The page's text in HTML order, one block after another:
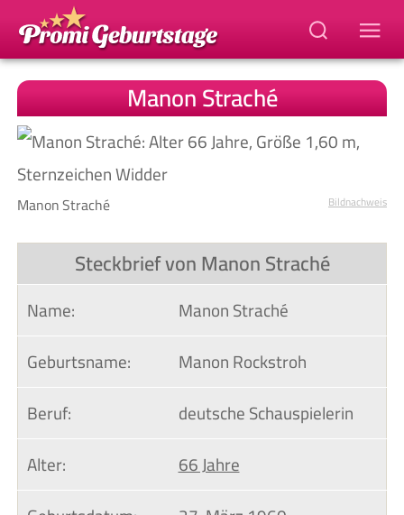
Manon Straché
Manon Straché Bildnachweis
Steckbrief von Manon Straché
Name:
Manon Straché
Geburtsname:
Manon Rockstroh
Beruf:
deutsche Schauspielerin
Alter:
66 Jahre